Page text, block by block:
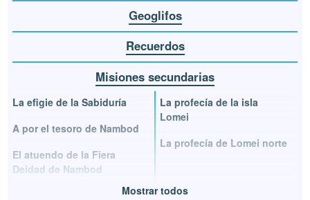
Geoglifos
Recuerdos
Misiones secundarias
La efigie de la Sabiduría
A por el tesoro de Nambod
El atuendo de la Fiera
Deidad de Nambod
La profecía de la isla
Lomei
La profecía de Lomei norte
Mostrar todos